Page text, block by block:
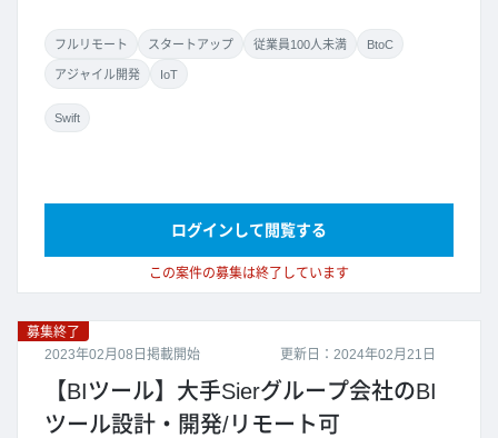
フルリモート スタートアップ 従業員100人未満 BtoC
アジャイル開発 IoT
Swift
この案件の募集は終了しています
ログインして閲覧する
更新日：2024年02月21日
募集終了
2023年02月08日掲載開始
【BIツール】大手Sierグループ会社のBI
ツール設計・開発/リモート可